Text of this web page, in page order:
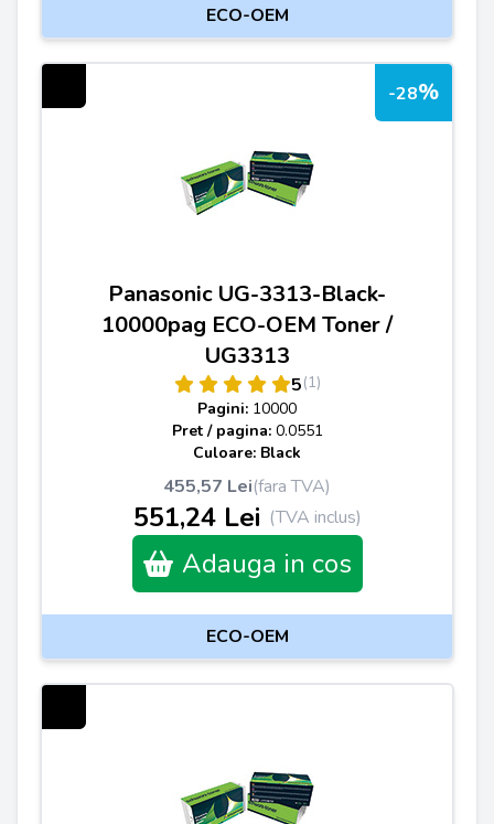
ECO-OEM
-28%
Panasonic UG-3313-Black-
10000pag ECO-OEM Toner /
UG3313
5(1)
Pagini: 10000
Pret / pagina: 0.0551
Culoare: Black
455,57 Lei(fara TVA)
551,24 Lei (TVA inclus)
Adauga in cos
ECO-OEM